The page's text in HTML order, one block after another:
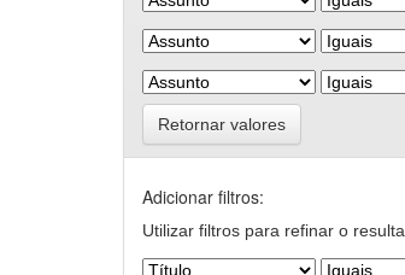
Retornar valores
Adicionar filtros:
Utilizar filtros para refinar o